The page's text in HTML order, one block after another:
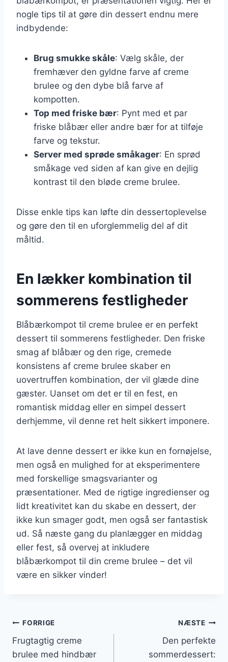
nogle tips til at gøre din dessert endnu mere
indbydende:
Brug smukke skåle: Vælg skåle, der
fremhæver den gyldne farve af creme
brulee og den dybe blå farve af
kompotten.
Top med friske bær: Pynt med et par
friske blåbær eller andre bær for at tilføje
farve og tekstur.
Server med sprøde småkager: En sprød
småkage ved siden af kan give en dejlig
kontrast til den bløde creme brulee.
Disse enkle tips kan løfte din dessertoplevelse
og gøre den til en uforglemmelig del af dit
måltid.
En lækker kombination til
sommerens festligheder
Blåbærkompot til creme brulee er en perfekt
dessert til sommerens festligheder. Den friske
smag af blåbær og den rige, cremede
konsistens af creme brulee skaber en
uovertruffen kombination, der vil glæde dine
gæster. Uanset om det er til en fest, en
romantisk middag eller en simpel dessert
derhjemme, vil denne ret helt sikkert imponere.
At lave denne dessert er ikke kun en fornøjelse,
men også en mulighed for at eksperimentere
med forskellige smagsvarianter og
præsentationer. Med de rigtige ingredienser og
lidt kreativitet kan du skabe en dessert, der
ikke kun smager godt, men også ser fantastisk
ud. Så næste gang du planlægger en middag
eller fest, så overvej at inkludere
blåbærkompot til din creme brulee – det vil
være en sikker vinder!
Indlægsnavigation
FORRIGE
Frugtagtig creme
brulee med hindbær
NÆSTE
Den perfekte
sommerdessert: